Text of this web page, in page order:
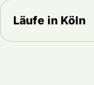
Läufe in Köln